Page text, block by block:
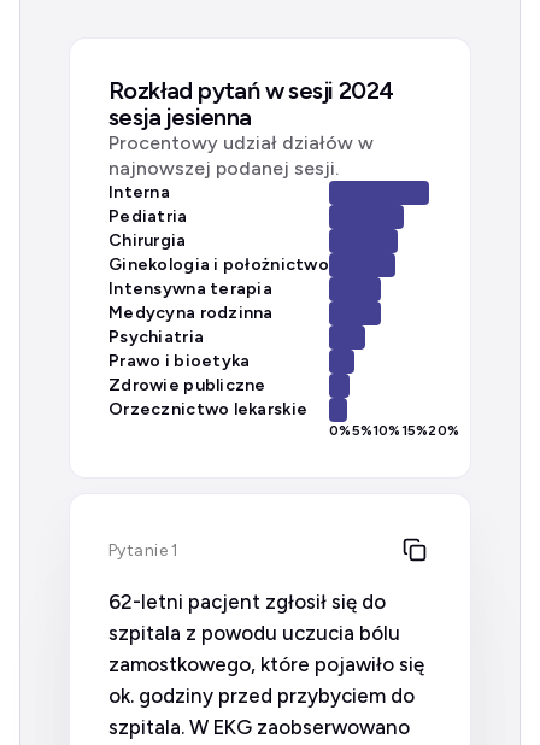
Rozkład pytań w sesji 2024
sesja jesienna
Procentowy udział działów w
najnowszej podanej sesji.
Interna
Pediatria
Chirurgia
Ginekologia i położnictwo
Intensywna terapia
Medycyna rodzinna
Psychiatria
Prawo i bioetyka
Zdrowie publiczne
Orzecznictwo lekarskie
0%5%10%15%20%
Pytanie 1
62-letni pacjent zgłosił się do
szpitala z powodu uczucia bólu
zamostkowego, które pojawiło się
ok. godziny przed przybyciem do
szpitala. W EKG zaobserwowano